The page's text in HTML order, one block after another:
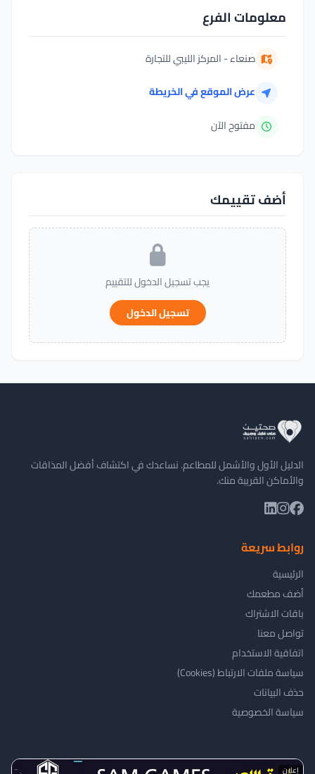
معلومات الفرع
صنعاء - المركز الليبي للتجارة
عرض الموقع في الخريطة
مفتوح الآن
أضف تقييمك
يجب تسجيل الدخول للتقييم
تسجيل الدخول
الدليل الأول والأشمل للمطاعم. نساعدك في اكتشاف أفضل المذاقات
والأماكن القريبة منك.
روابط سريعة
الرئيسية
أضف مطعمك
باقات الاشتراك
تواصل معنا
اتفاقية الاستخدام
سياسة ملفات الارتباط (Cookies)
حذف البيانات
سياسة الخصوصية
إعلان